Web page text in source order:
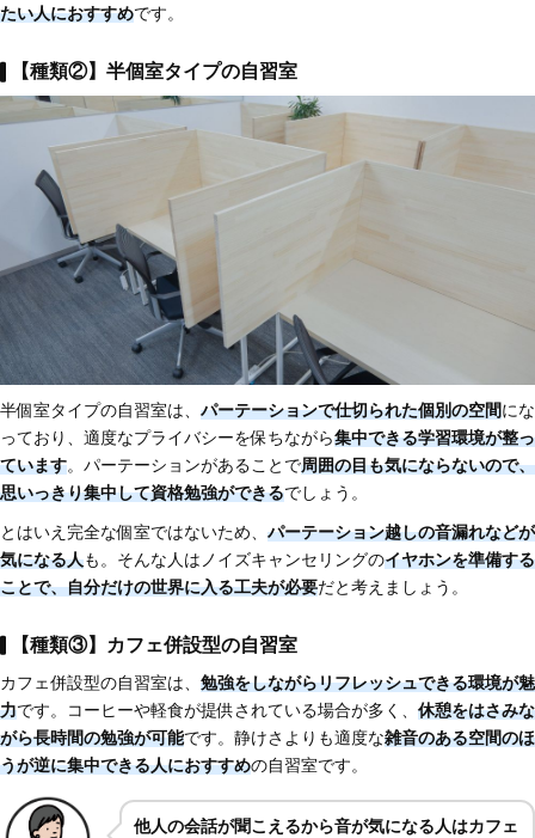
たい人におすすめです。
【種類②】半個室タイプの自習室
半個室タイプの自習室は、 パーテーションで仕切られた個別の空間にな
っており、適度なプライバシーを保ちながら集中できる学習環境が整っ
ています。パーテーションがあることで周囲の目も気にならないので、
思いっきり集中して資格勉強ができるでしょう。
とはいえ完全な個室ではないため、 パーテーション越しの音漏れなどが
気になる人も。そんな人はノイズキャンセリングのイヤホンを準備する
ことで、自分だけの世界に入る工夫が必要だと考えましょう。
【種類③】カフェ併設型の自習室
カフェ併設型の自習室は、 勉強をしながらリフレッシュできる環境が魅
力です。コーヒーや軽食が提供されている場合が多く、 休憩をはさみな
がら長時間の勉強が可能です。静けさよりも適度な雑音のある空間のほ
うが逆に集中できる人におすすめの自習室です。
他人の会話が聞こえるから音が気になる人はカフェ